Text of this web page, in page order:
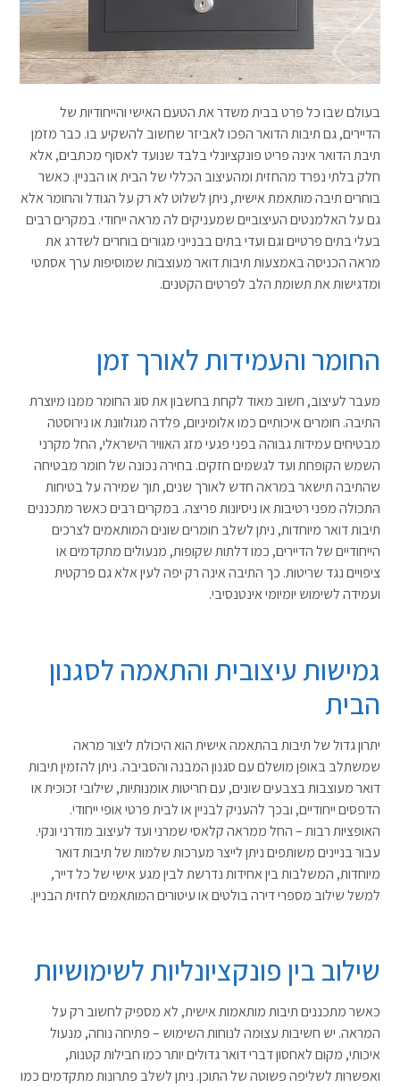
בעולם שבו כל פרט בבית משדר את הטעם האישי והייחודיות של
הדיירים, גם תיבות הדואר הפכו לאביזר שחשוב להשקיע בו. כבר מזמן
תיבת הדואר אינה פריט פונקציונלי בלבד שנועד לאסוף מכתבים, אלא
חלק בלתי נפרד מהחזית ומהעיצוב הכללי של הבית או הבניין. כאשר
בוחרים תיבה מותאמת אישית, ניתן לשלוט לא רק על הגודל והחומר אלא
גם על האלמנטים העיצוביים שמעניקים לה מראה ייחודי. במקרים רבים
בעלי בתים פרטיים וגם ועדי בתים בבנייני מגורים בוחרים לשדרג את
מראה הכניסה באמצעות תיבות דואר מעוצבות שמוסיפות ערך אסתטי
ומדגישות את תשומת הלב לפרטים הקטנים.
החומר והעמידות לאורך זמן
מעבר לעיצוב, חשוב מאוד לקחת בחשבון את סוג החומר ממנו מיוצרת
התיבה. חומרים איכותיים כמו אלומיניום, פלדה מגולוונת או נירוסטה
מבטיחים עמידות גבוהה בפני פגעי מזג האוויר הישראלי, החל מקרני
השמש הקופחת ועד לגשמים חזקים. בחירה נכונה של חומר מבטיחה
שהתיבה תישאר במראה חדש לאורך שנים, תוך שמירה על בטיחות
התכולה מפני רטיבות או ניסיונות פריצה. במקרים רבים כאשר מתכננים
תיבות דואר מיוחדות, ניתן לשלב חומרים שונים המותאמים לצרכים
הייחודיים של הדיירים, כמו דלתות שקופות, מנעולים מתקדמים או
ציפויים נגד שריטות. כך התיבה אינה רק יפה לעין אלא גם פרקטית
ועמידה לשימוש יומיומי אינטנסיבי.
גמישות עיצובית והתאמה לסגנון
הבית
יתרון גדול של תיבות בהתאמה אישית הוא היכולת ליצור מראה
שמשתלב באופן מושלם עם סגנון המבנה והסביבה. ניתן להזמין תיבות
דואר מעוצבות בצבעים שונים, עם חריטות אומנותיות, שילובי זכוכית או
הדפסים ייחודיים, ובכך להעניק לבניין או לבית פרטי אופי ייחודי.
האופציות רבות – החל ממראה קלאסי שמרני ועד לעיצוב מודרני ונקי.
עבור בניינים משותפים ניתן לייצר מערכות שלמות של תיבות דואר
מיוחדות, המשלבות בין אחידות נדרשת לבין מגע אישי של כל דייר,
למשל שילוב מספרי דירה בולטים או עיטורים המותאמים לחזית הבניין.
שילוב בין פונקציונליות לשימושיות
כאשר מתכננים תיבות מותאמות אישית, לא מספיק לחשוב רק על
המראה. יש חשיבות עצומה לנוחות השימוש – פתיחה נוחה, מנעול
איכותי, מקום לאחסון דברי דואר גדולים יותר כמו חבילות קטנות,
ואפשרות לשליפה פשוטה של התוכן. ניתן לשלב פתרונות מתקדמים כמו